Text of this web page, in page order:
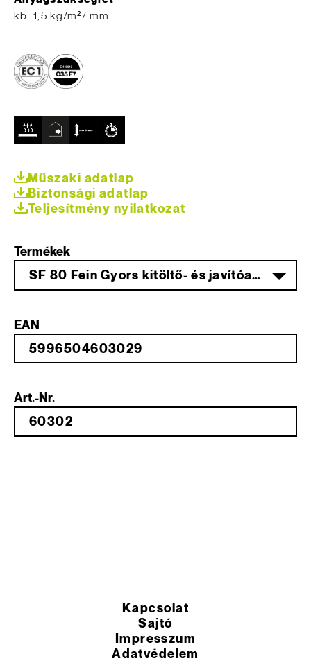
kb. 1,5 kg/m²/ mm
Műszaki adatlap
Biztonsági adatlap
Teljesítmény nyilatkozat
Termékek
SF 80 Fein Gyors kitöltő- és javítóanyag 4 KG
EAN
Art.-Nr.
Kapcsolat
Sajtó
Impresszum
Adatvédelem